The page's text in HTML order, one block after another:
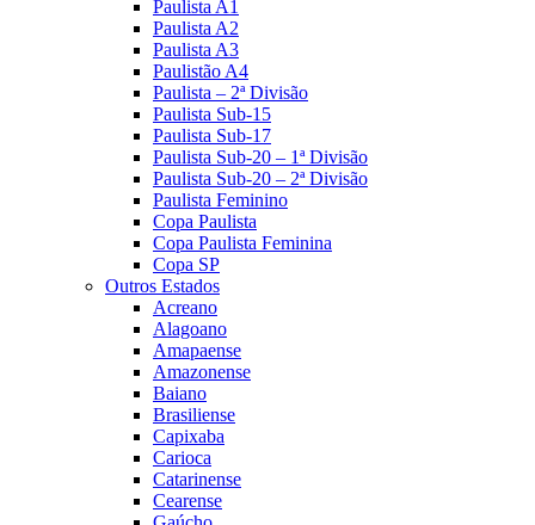
Paulista A1
Paulista A2
Paulista A3
Paulistão A4
Paulista – 2ª Divisão
Paulista Sub-15
Paulista Sub-17
Paulista Sub-20 – 1ª Divisão
Paulista Sub-20 – 2ª Divisão
Paulista Feminino
Copa Paulista
Copa Paulista Feminina
Copa SP
Outros Estados
Acreano
Alagoano
Amapaense
Amazonense
Baiano
Brasiliense
Capixaba
Carioca
Catarinense
Cearense